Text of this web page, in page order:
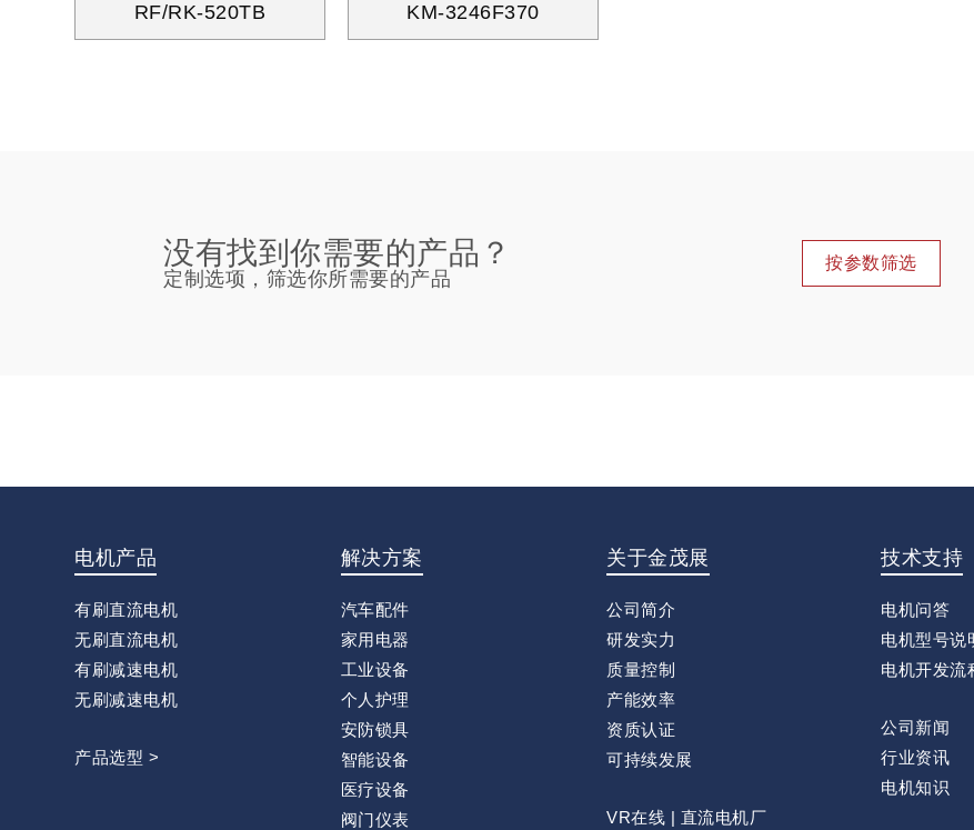
RF/RK-520TB KM-3246F370
没有找到你需要的产品？
定制选项，筛选你所需要的产品
按参数筛选
电机产品
有刷直流电机
无刷直流电机
有刷减速电机
无刷减速电机
产品选型 >
解决方案
汽车配件
家用电器
工业设备
个人护理
安防锁具
智能设备
医疗设备
阀门仪表
关于金茂展
公司简介
研发实力
质量控制
产能效率
资质认证
可持续发展
VR在线 | 直流电机厂
技术支持
电机问答
电机型号说
电机开发流
公司新闻
行业资讯
电机知识